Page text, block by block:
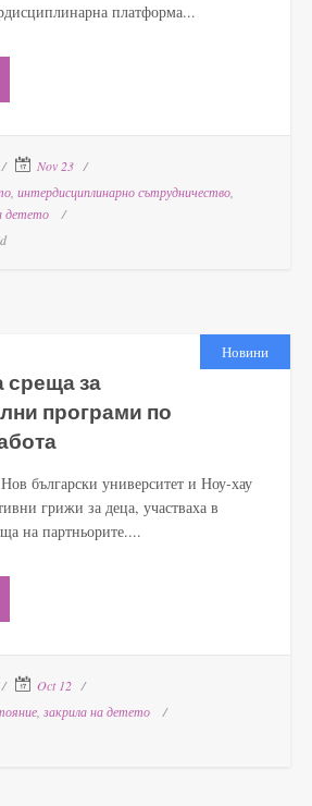
платформа...
Nov 23
, интердисциплинарно сътрудничество,
детето
Новини
среща за
програми по
български университет и Ноу-хау
грижи за деца, участваха в
на партньорите....
Oct 12
, закрила на детето